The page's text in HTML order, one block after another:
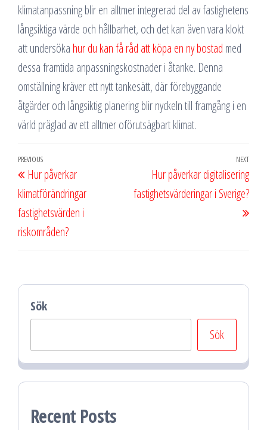
klimatanpassning blir en alltmer integrerad del av fastighetens
långsiktiga värde och hållbarhet, och det kan även vara klokt
att undersöka hur du kan få råd att köpa en ny bostad med
dessa framtida anpassningskostnader i åtanke. Denna
omställning kräver ett nytt tankesätt, där förebyggande
åtgärder och långsiktig planering blir nyckeln till framgång i en
värld präglad av ett alltmer oförutsägbart klimat.
Inläggsnavigering
Previous
Post
PREVIOUS
Hur påverkar
klimatförändringar
fastighetsvärden i
riskområden?
Next
Post
NEXT
Hur påverkar digitalisering
fastighetsvärderingar i Sverige?
Sök
Sök
Recent Posts